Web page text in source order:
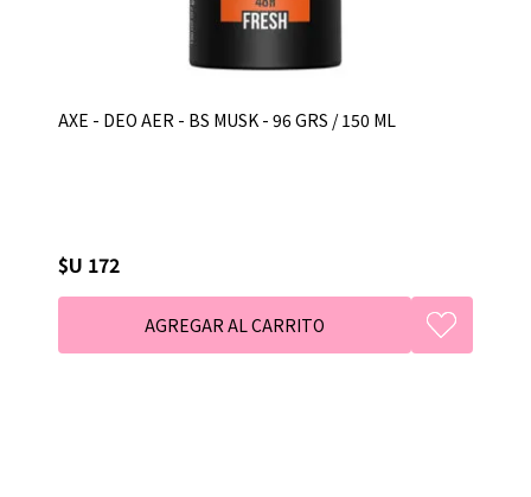
AXE - DEO AER - BS MUSK - 96 GRS / 150 ML
$U 172